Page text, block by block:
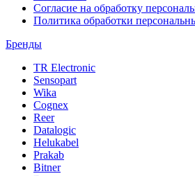
Согласие на обработку
Политика обработки
Бренды
TR Electronic
Sensopart
Wika
Cognex
Reer
Datalogic
Helukabel
Prakab
Bitner